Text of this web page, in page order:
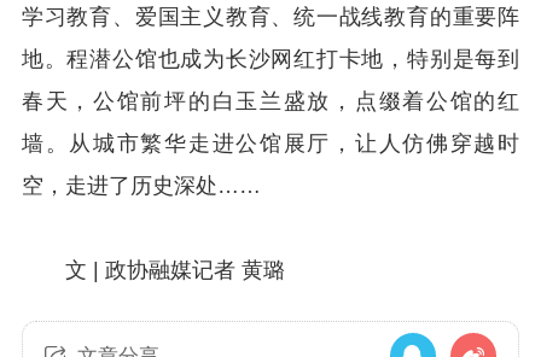
学习教育、爱国主义教育、统一战线教育的重要阵
地。程潜公馆也成为长沙网红打卡地，特别是每到
春天，公馆前坪的白玉兰盛放，点缀着公馆的红
墙。从城市繁华走进公馆展厅，让人仿佛穿越时
空，走进了历史深处……
文 | 政协融媒记者 黄璐